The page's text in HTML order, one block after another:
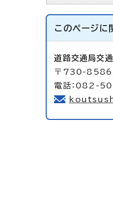
このページに
道路交通局交
〒730-8586
電話：082-